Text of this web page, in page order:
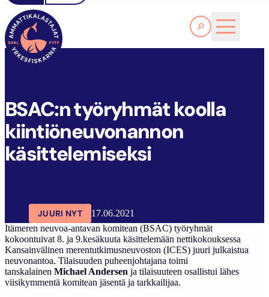
Lue lisää
SAKL
BSAC:n työryhmät koolla
kiintiöneuvonannon
käsittelemiseksi
JUURI NYT
17.06.2021
Itämeren neuvoa-antavan komitean (BSAC) työryhmät
kokoontuivat 8. ja 9.kesäkuuta käsittelemään nettikokouksessa
Kansainvälinen merentutkimusneuvoston (ICES) juuri julkaistua
neuvonantoa. Tilaisuuden puheenjohtajana toimi
tanskalainen Michael Andersen ja tilaisuuteen osallistui lähes
viisikymmentä komitean jäsentä ja tarkkailijaa.